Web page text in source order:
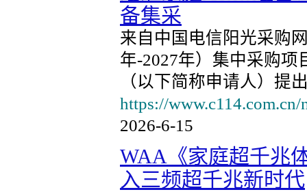
备集采
来自中国电信阳光采购
年-2027年）集中采购
（以下简称申请人）提
https://
2026-6-15
WAA《家庭超千兆
入三频超千兆新时代